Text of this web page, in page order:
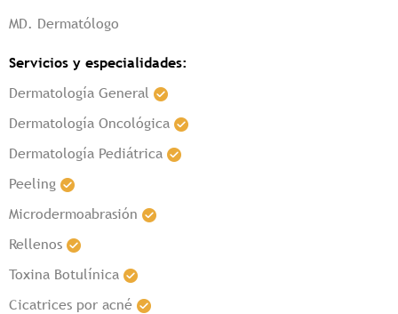
MD. Dermatólogo
Servicios y especialidades:
Dermatología General
Dermatología Oncológica
Dermatología Pediátrica
Peeling
Microdermoabrasión
Rellenos
Toxina Botulínica
Cicatrices por acné